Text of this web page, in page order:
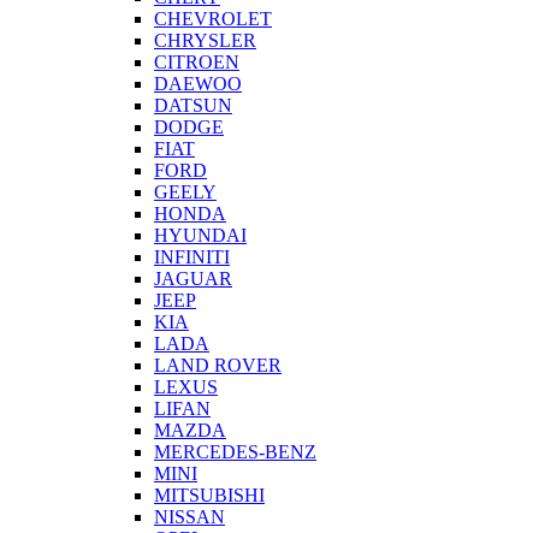
CHEVROLET
CHRYSLER
CITROEN
DAEWOO
DATSUN
DODGE
FIAT
FORD
GEELY
HONDA
HYUNDAI
INFINITI
JAGUAR
JEEP
KIA
LADA
LAND ROVER
LEXUS
LIFAN
MAZDA
MERCEDES-BENZ
MINI
MITSUBISHI
NISSAN